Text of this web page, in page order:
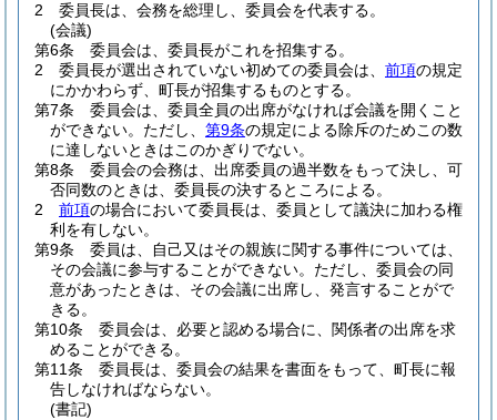
2
委員長は、会務を総理し、委員会を代表する。
(会議)
第6条
委員会は、委員長がこれを招集する。
2
委員長が選出されていない初めての委員会は、 前項の規定
にかかわらず、町長が招集するものとする。
第7条
委員会は、委員全員の出席がなければ会議を開くこと
ができない。 ただし、 第9条の規定による除斥のためこの数
に達しないときはこのかぎりでない。
第8条
委員会の会務は、出席委員の過半数をもって決し、可
否同数のときは、委員長の決するところによる。
2
前項の場合において委員長は、委員として議決に加わる権
利を有しない。
第9条
委員は、自己又はその親族に関する事件については、
その会議に参与することができない。 ただし、委員会の同
意があったときは、その会議に出席し、発言することがで
きる。
第10条
委員会は、必要と認める場合に、関係者の出席を求
めることができる。
第11条
委員長は、委員会の結果を書面をもって、町長に報
告しなければならない。
(書記)